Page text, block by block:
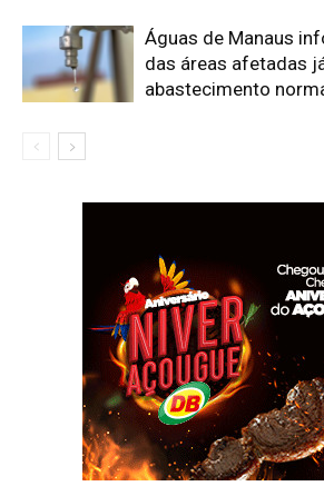
Águas de Manaus
das áreas afetadas
abastecimento